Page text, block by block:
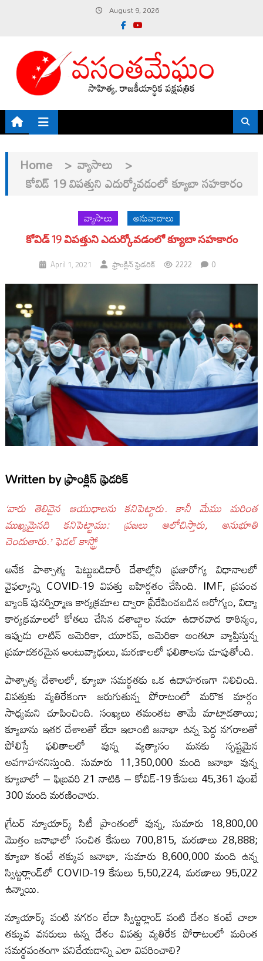
content
August 9, 2026
Home > వ్యాసాలు >
కోవిడ్ 19 విపత్తుని ఎదుర్కోవడంలో క్యూబా సహకారం
వ్యాసాలు అనువాదాలు
కోవిడ్ 19 విపత్తుని ఎదుర్కోవడంలో క్యూబా సహకారం
April 1, 2021 ఫ్రాంక్లిన్ ఫ్రెడరిక్ 2222 0
Written byఫ్రాంక్లిన్ ఫ్రెడరిక్
‘వారు తెలివైన ఆయుధాలను కనిపెట్టారు. కానీ మేము మరింత
ముఖ్యమైనది కనిపెట్టాము: ప్రజలు ఆలోచిస్తారు, అనుభూతి
చెందుతారు.’ ఫెడల్ కాస్ట్రో
అనేక పాశ్చాత్య పెట్టుబడిదారీ దేశాల్లోని ప్రజారోగ్య విధానాలలో
వైఫల్యాన్ని COVID-19 విపత్తు బహిర్గతం చేసింది. IMF, ప్రపంచ
బ్యాంక్ పునర్నిర్మాణ కార్యక్రమాల ద్వారా ప్రేరేపించబడిన ఆరోగ్యం, విద్యా
కార్యక్రమాలలో కోతలు చేసిన దశాబ్దాల నయా ఉదారవాద కాఠిన్యం,
ఇప్పుడు లాటిన్ అమెరికా, యూరప్, అమెరికా అంతటా వ్యాప్తిస్తున్న
ప్రమాదకరమైన అంటువ్యాధులు, మరణాలలో ఫలితాలను చూపుతోంది.
పాశ్చాత్య దేశాలలో, క్యూబా సమర్థతకు ఒక ఉదాహరణగా నిలిచింది.
విపత్తుకు వ్యతిరేకంగా జరుగుతున్న పోరాటంలో మరొక మార్గం
సాధ్యమని చూపించింది. సంఖ్యలు తమంతట తామే మాట్లాడతాయి;
క్యూబాను ఇతర దేశాలతో లేదా ఇలాంటి జనాభా ఉన్న పెద్ద నగరాలతో
పోలిస్తే ఫలితాలలో వున్న వ్యత్యాసం మనకు స్పష్టమైన
అవగాహననిస్తుంది. సుమారు 11,350,000 మంది జనాభా వున్న
క్యూబాలో – ఫిబ్రవరి 21 నాటికి – కోవిడ్-19 కేసులు 45,361 వుంటే
300 మంది మరణించారు.
గ్రేటర్ న్యూయార్క్ సిటీ ప్రాంతంలో వున్న, సుమారు 18,800,00
మొత్తం జనాభాలో సంచిత కేసులు 700,815, మరణాలు 28,888;
క్యూబా కంటే తక్కువ జనాభా, సుమారు 8,600,000 మంది ఉన్న
స్విట్జర్లాండ్‌లో COVID-19 కేసులు 5,50,224, మరణాలు 95,022
ఉన్నాయి.
న్యూయార్క్ వంటి నగరం లేదా స్విట్జర్లాండ్ వంటి దేశం కంటే చాలా
తక్కువ వనరులు ఉన్న దేశం విపత్తు వ్యతిరేక పోరాటంలో మరింత
సమర్థవంతంగా పనిచేయడాన్ని ఎలా వివరించాలి?